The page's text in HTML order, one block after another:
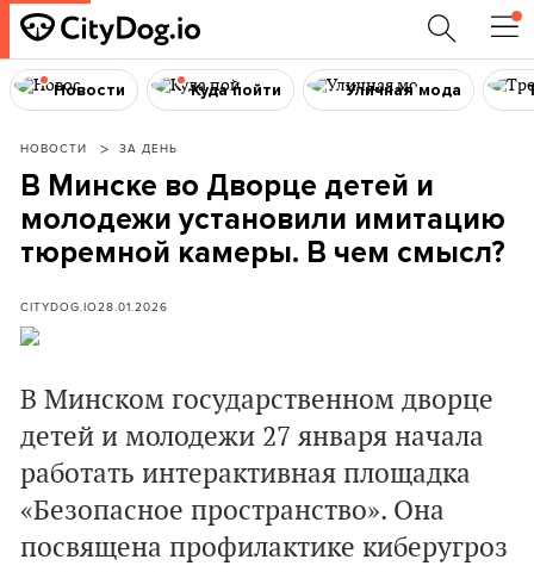
Новости Куда пойти Уличная мода
НОВОСТИ ЗА ДЕНЬ
В Минске во Дворце детей и
молодежи установили имитацию
тюремной камеры. В чем смысл?
CITYDOG.IO28.01.2026
В Минском государственном дворце
детей и молодежи 27 января начала
работать интерактивная площадка
«Безопасное пространство». Она
посвящена профилактике киберугроз